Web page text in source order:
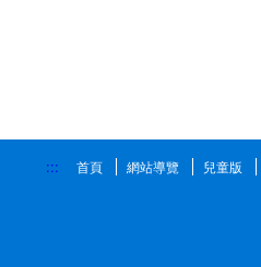
::: 首頁 網站導覽 兒童版